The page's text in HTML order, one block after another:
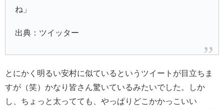
ね」
出典：ツイッター
とにかく明るい安村に似ているというツイートが目立ちま
すが（笑）かなり皆さん驚いているみたいでした。しか
し、ちょっと太ってても、やっぱりどこかかっこいい